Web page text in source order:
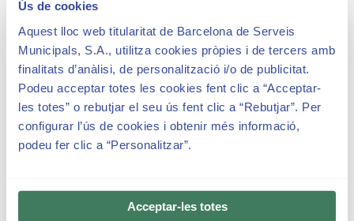
Ús de cookies
Aquest lloc web titularitat de Barcelona de Serveis
Municipals, S.A., utilitza cookies pròpies i de tercers amb
finalitats d’anàlisi, de personalització i/o de publicitat.
Podeu acceptar totes les cookies fent clic a “Acceptar-
les totes” o rebutjar el seu ús fent clic a “Rebutjar”. Per
configurar l’ús de cookies i obtenir més informació,
podeu fer clic a “Personalitzar”.
Acceptar-les totes